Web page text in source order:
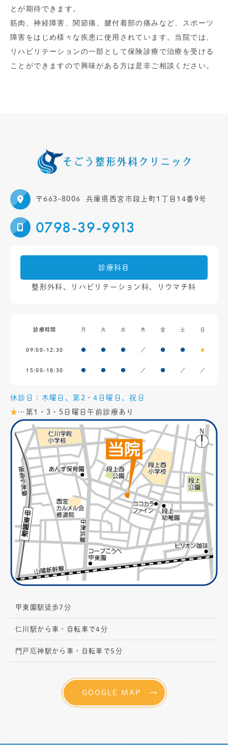
とが期待できます。
筋肉、神経障害、関節痛、腱付着部の痛みなど、スポーツ
障害をはじめ様々な疾患に使用されています。当院では、
リハビリテーションの一部として保険診療で治療を受ける
ことができますので興味がある方は是非ご相談ください。
〒663-8006 兵庫県西宮市段上町1丁目14番9号
0798-39-9913
診療科目
整形外科、リハビリテーション科、リウマチ科
診療時間 月 火 水 木 金 土 日
09:00-12:30 ● ● ● ／ ● ● ★
15:00-18:30 ● ● ● ／ ● ／ ／
休診日：木曜日、第2・4日曜日、祝日
★…第1・3・5日曜日午前診療あり
甲東園駅徒歩7分
仁川駅から車・自転車で4分
門戸厄神駅から車・自転車で5分
GOOGLE MAP